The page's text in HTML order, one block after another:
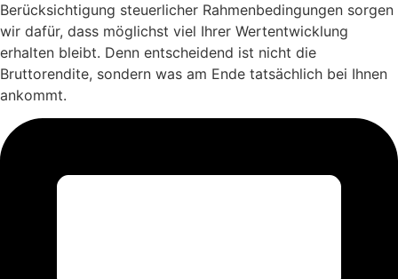
Berücksichtigung steuerlicher Rahmenbedingungen sorgen
wir dafür, dass möglichst viel Ihrer Wertentwicklung
erhalten bleibt. Denn entscheidend ist nicht die
Bruttorendite, sondern was am Ende tatsächlich bei Ihnen
ankommt.